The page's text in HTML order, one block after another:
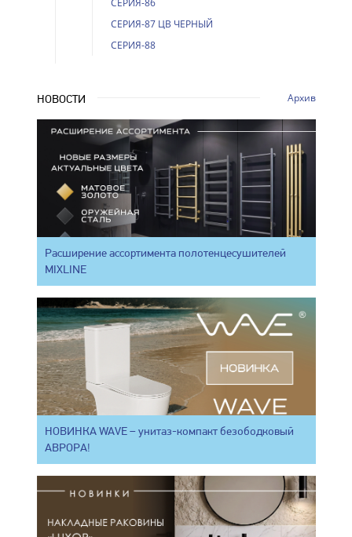
СЕРИЯ-87 ЦВ ЧЕРНЫЙ
СЕРИЯ-88
НОВОСТИ Архив
Расширение ассортимента полотенцесушителей
MIXLINE
НОВИНКА WAVE – унитаз-компакт безободковый
АВРОРА!